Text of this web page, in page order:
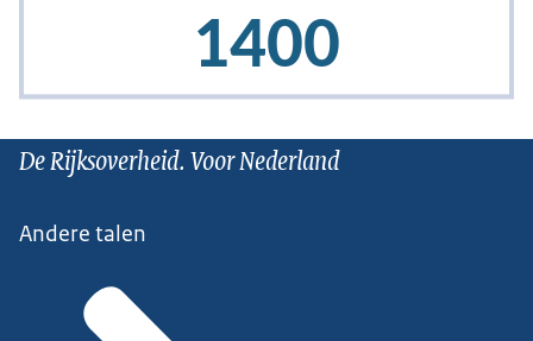
De Rijksoverheid. Voor Nederland
Andere talen